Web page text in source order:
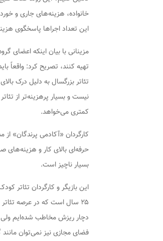
این تعداد اجراها پاسخگوی
مزینانی با بیان اینکه اعضای
تهیه کنند، تصریح کرد: واقعاً
تئاتر بزرگسال به دلیل درک
نیست و بسیار پرهزینه‌تر از
کمتری می‌خواهد.
کارگردان «آکادمی پرندگان»
حرفه‌ای بالای کار و
بسیار ناچیز است.
این بازیگر و کارگردان تئاتر
۲۵ سال است که در عرصه
دچار ریزش مخاطب شده‌ایم ولی
فضای مجازی نیز نمی‌توان